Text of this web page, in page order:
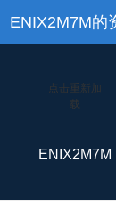
ENIX2M7M的
点击重新加
载
ENIX2M7M